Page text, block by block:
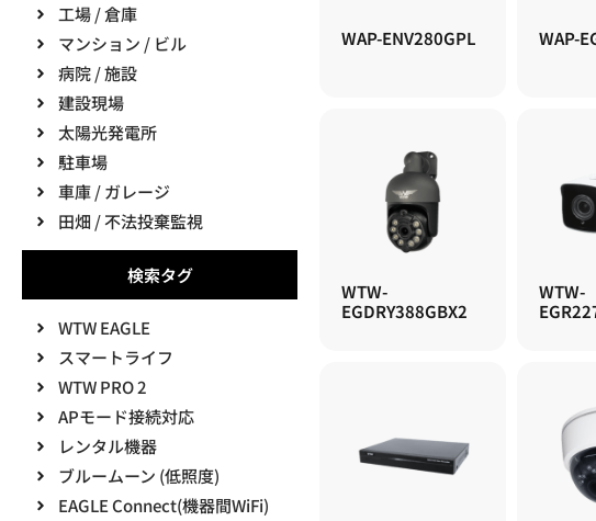
工場 / 倉庫
マンション / ビル
病院 / 施設
建設現場
太陽光発電所
駐車場
車庫 / ガレージ
田畑 / 不法投棄監視
検索タグ
WTW EAGLE
スマートライフ
WTW PRO 2
APモード接続対応
レンタル機器
ブルームーン (低照度)
EAGLE Connect(機器間WiFi)
WAP-ENV280GPL WAP-
WTW-
EGDRY388GBX2
WTW-